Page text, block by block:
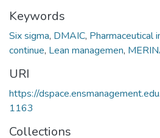
Keywords
Six sigma, DMAIC, Pharmaceutical
continue, Lean managemen,
URI
https://
1163
Collections